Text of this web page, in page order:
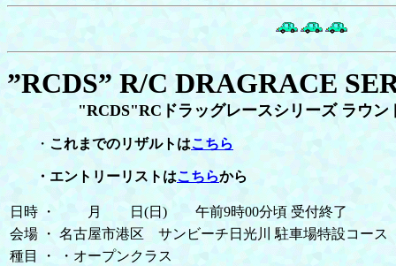
”RCDS” R/C DRAGRACE
"RCDS"RCドラッグレースシリーズ ラウン
・ これまでのリザルトはこちら
・エントリーリストはこちらから
日時 ・
月 日(日) 午前9時00分頃 受付終了
会場
・ 名古屋市港区 サンビーチ日光川 駐車場特設コース
種目
・
・オープンクラス